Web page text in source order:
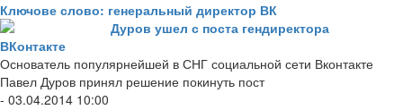
Ключове слово: генеральный директор ВК
Дуров ушел с поста гендиректора
ВКонтакте
Основатель популярнейшей в СНГ социальной сети Вконтакте
Павел Дуров принял решение покинуть пост
- 03.04.2014 10:00